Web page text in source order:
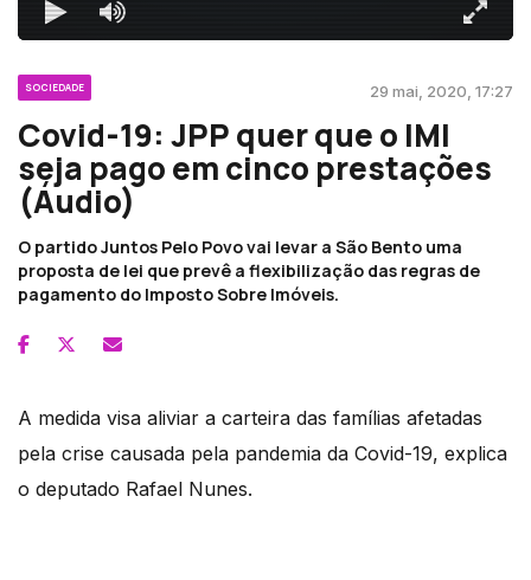
SOCIEDADE 29 mai, 2020, 17:27
Covid-19: JPP quer que o IMI
seja pago em cinco prestações
(Áudio)
O partido Juntos Pelo Povo vai levar a São Bento uma
proposta de lei que prevê a flexibilização das regras de
pagamento do Imposto Sobre Imóveis.
A medida visa aliviar a carteira das famílias afetadas
pela crise causada pela pandemia da Covid-19, explica
o deputado Rafael Nunes.